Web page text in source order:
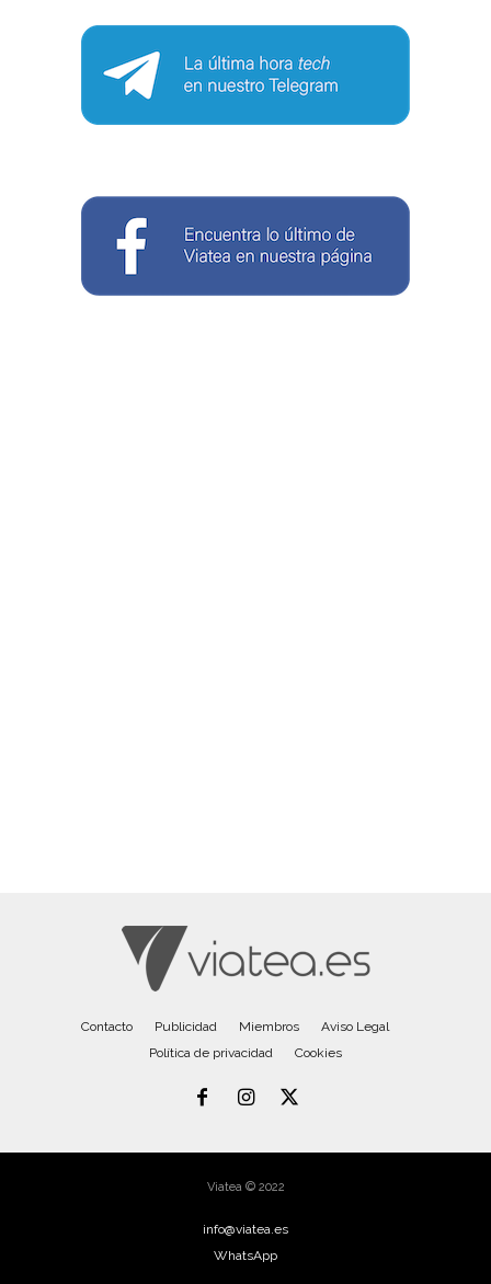
Contacto Publicidad Miembros
Aviso Legal
Política de privacidad
Cookies
Viatea © 2022
info@viatea.es
WhatsApp